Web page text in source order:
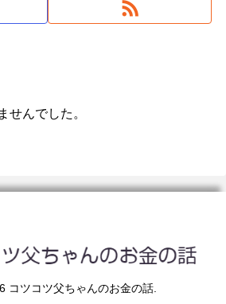
せんでした。
コツコツ父ちゃんのお金の話.